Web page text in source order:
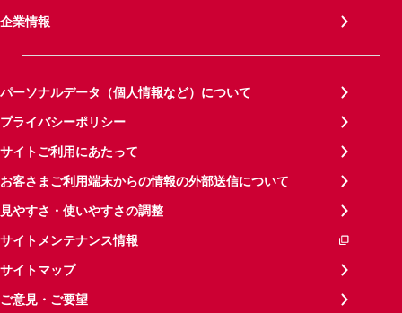
企業情報
パーソナルデータ（個人情報など）について
プライバシーポリシー
サイトご利用にあたって
お客さまご利用端末からの情報の外部送信について
見やすさ・使いやすさの調整
サイトメンテナンス情報
サイトマップ
ご意見・ご要望